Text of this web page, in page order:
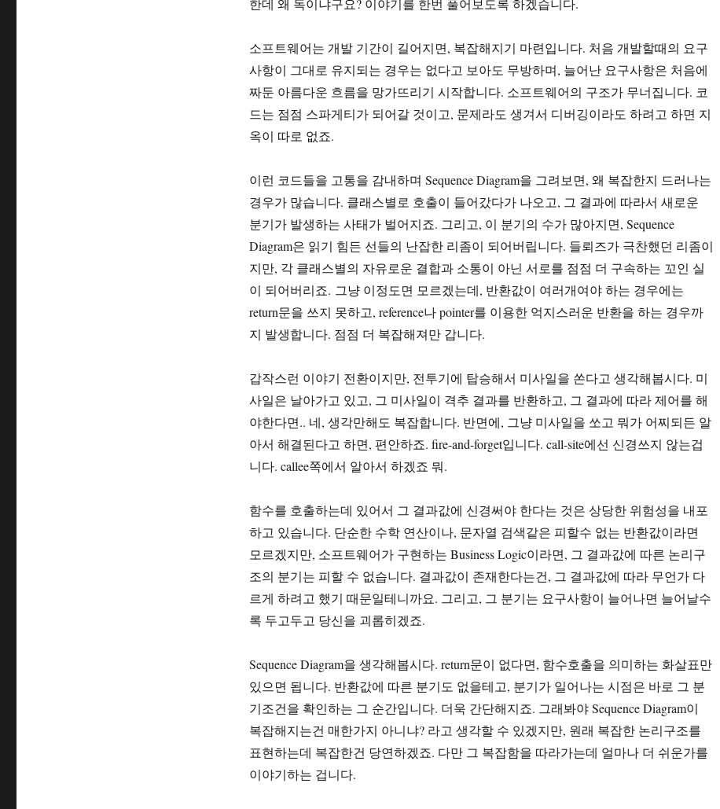
한데 왜 독이냐구요? 이야기를 한번 풀어보도록 하겠습니다.
소프트웨어는 개발 기간이 길어지면, 복잡해지기 마련입니다. 처음 개발할때의 요구
사항이 그대로 유지되는 경우는 없다고 보아도 무방하며, 늘어난 요구사항은 처음에
짜둔 아름다운 흐름을 망가뜨리기 시작합니다. 소프트웨어의 구조가 무너집니다. 코
드는 점점 스파게티가 되어갈 것이고, 문제라도 생겨서 디버깅이라도 하려고 하면 지
옥이 따로 없죠.
이런 코드들을 고통을 감내하며 Sequence Diagram을 그려보면, 왜 복잡한지 드러나는
경우가 많습니다. 클래스별로 호출이 들어갔다가 나오고, 그 결과에 따라서 새로운
분기가 발생하는 사태가 벌어지죠. 그리고, 이 분기의 수가 많아지면, Sequence
Diagram은 읽기 힘든 선들의 난잡한 리좀이 되어버립니다. 들뢰즈가 극찬했던 리좀이
지만, 각 클래스별의 자유로운 결합과 소통이 아닌 서로를 점점 더 구속하는 꼬인 실
이 되어버리죠. 그냥 이정도면 모르겠는데, 반환값이 여러개여야 하는 경우에는
return문을 쓰지 못하고, reference나 pointer를 이용한 억지스러운 반환을 하는 경우까
지 발생합니다. 점점 더 복잡해져만 갑니다.
갑작스런 이야기 전환이지만, 전투기에 탑승해서 미사일을 쏜다고 생각해봅시다. 미
사일은 날아가고 있고, 그 미사일이 격추 결과를 반환하고, 그 결과에 따라 제어를 해
야한다면.. 네, 생각만해도 복잡합니다. 반면에, 그냥 미사일을 쏘고 뭐가 어찌되든 알
아서 해결된다고 하면, 편안하죠. fire-and-forget입니다. call-site에선 신경쓰지 않는겁
니다. callee쪽에서 알아서 하겠죠 뭐.
함수를 호출하는데 있어서 그 결과값에 신경써야 한다는 것은 상당한 위험성을 내포
하고 있습니다. 단순한 수학 연산이나, 문자열 검색같은 피할수 없는 반환값이라면
모르겠지만, 소프트웨어가 구현하는 Business Logic이라면, 그 결과값에 따른 논리구
조의 분기는 피할 수 없습니다. 결과값이 존재한다는건, 그 결과값에 따라 무언가 다
르게 하려고 했기 때문일테니까요. 그리고, 그 분기는 요구사항이 늘어나면 늘어날수
록 두고두고 당신을 괴롭히겠죠.
Sequence Diagram을 생각해봅시다. return문이 없다면, 함수호출을 의미하는 화살표만
있으면 됩니다. 반환값에 따른 분기도 없을테고, 분기가 일어나는 시점은 바로 그 분
기조건을 확인하는 그 순간입니다. 더욱 간단해지죠. 그래봐야 Sequence Diagram이
복잡해지는건 매한가지 아니냐? 라고 생각할 수 있겠지만, 원래 복잡한 논리구조를
표현하는데 복잡한건 당연하겠죠. 다만 그 복잡함을 따라가는데 얼마나 더 쉬운가를
이야기하는 겁니다.